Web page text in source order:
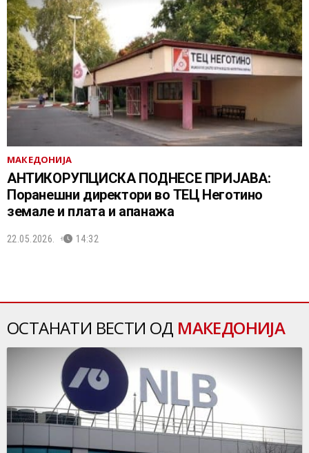
МАКЕДОНИЈА
АНТИКОРУПЦИСКА ПОДНЕСЕ ПРИЈАВА:
Поранешни директори во ТЕЦ Неготино
земале и плата и апанажа
22.05.2026. 14:32
ОСТАНАТИ ВЕСТИ ОД МАКЕДОНИЈА